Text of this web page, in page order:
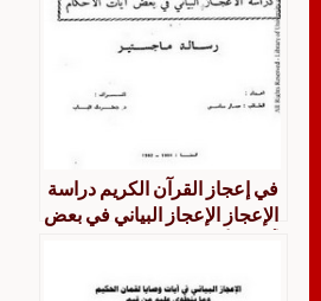
في إعجاز القرآن الكريم دراسة
الإعجاز الإعجاز البياني في بعض